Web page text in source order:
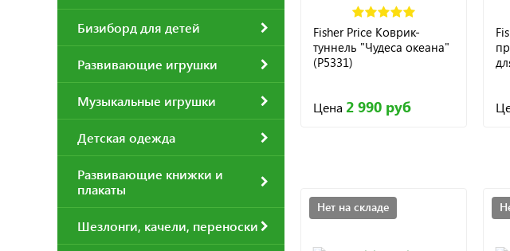
Бизиборд для детей
Развивающие игрушки
Музыкальные игрушки
Детская одежда
Развивающие книжки и
плакаты
Шезлонги, качели, переноски
Fisher Price Коврик-
туннель "Чудеса океана"
(P5331)
Цена 2 990 руб
Нет на складе